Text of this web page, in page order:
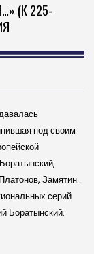
(К 225-
под своим
Замятин…
серий
Боратынский.